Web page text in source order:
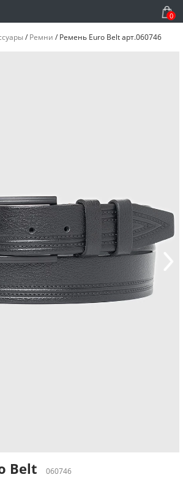
0
/ Ремни / Ремень Euro Belt арт.060746
Belt
060746